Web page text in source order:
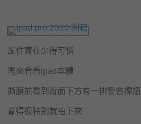
配件實在少得可憐
再來看看ipad本體
撕膜前看到背面下方有一排警告標語
覺得很特別就拍下來